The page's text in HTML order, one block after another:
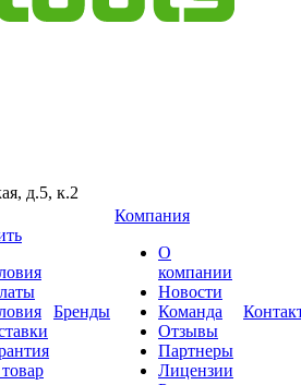
д.5, к.2
Бренды
Компания
О
компании
Новости
Команда
Отзывы
Партнеры
Лицензии